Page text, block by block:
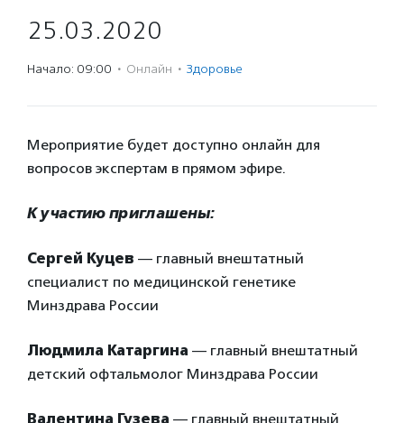
25.03.2020
Начало: 09:00 · Онлайн · Здоровье
Мероприятие будет доступно онлайн для
вопросов экспертам в прямом эфире.
К участию приглашены:
Сергей Куцев — главный внештатный
специалист по медицинской генетике
Минздрава России
Людмила Катаргина — главный внештатный
детский офтальмолог Минздрава России
Валентина Гузева — главный внештатный